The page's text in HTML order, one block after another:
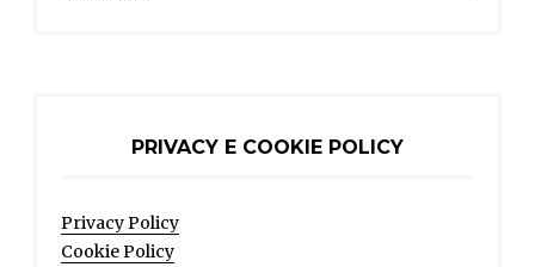
PRIVACY E COOKIE POLICY
Privacy Policy
Cookie Policy